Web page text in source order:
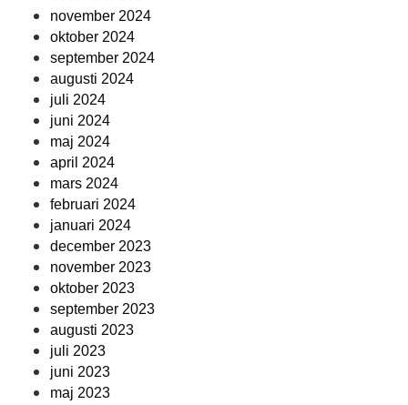
november 2024
oktober 2024
september 2024
augusti 2024
juli 2024
juni 2024
maj 2024
april 2024
mars 2024
februari 2024
januari 2024
december 2023
november 2023
oktober 2023
september 2023
augusti 2023
juli 2023
juni 2023
maj 2023